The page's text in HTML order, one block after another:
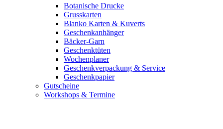
Botanische Drucke
Grusskarten
Blanko Karten & Kuverts
Geschenkanhänger
Bäcker-Garn
Geschenktüten
Wochenplaner
Geschenkverpackung & Service
Geschenkpapier
Gutscheine
Workshops & Termine